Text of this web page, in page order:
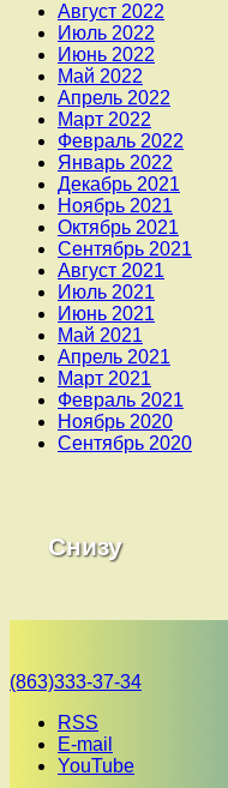
Август 2022
Июль 2022
Июнь 2022
Май 2022
Апрель 2022
Март 2022
Февраль 2022
Январь 2022
Декабрь 2021
Ноябрь 2021
Октябрь 2021
Сентябрь 2021
Август 2021
Июль 2021
Июнь 2021
Май 2021
Апрель 2021
Март 2021
Февраль 2021
Ноябрь 2020
Сентябрь 2020
Снизу
(863)333-37-34
RSS
E-mail
YouTube